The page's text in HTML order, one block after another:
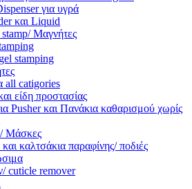
για υγρά
και Liquid
Μαγνήτες
stamping
all catigories
είδη προστασίας
Pusher και Πανάκια καθαρισμού χωρίς
Μάσκες
και καλτσάκια παραφίνης/ ποδιές
cuticle remover